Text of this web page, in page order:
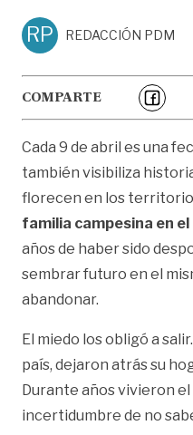
RP REDACCIÓN PDM
COMPARTE
Cada 9 de abril es una
también visibiliza
florecen en los
familia campesina en el
años de haber sido
sembrar futuro en el
abandonar.
El miedo los obligó a
país, dejaron atrás su
Durante años vivieron
incertidumbre de no